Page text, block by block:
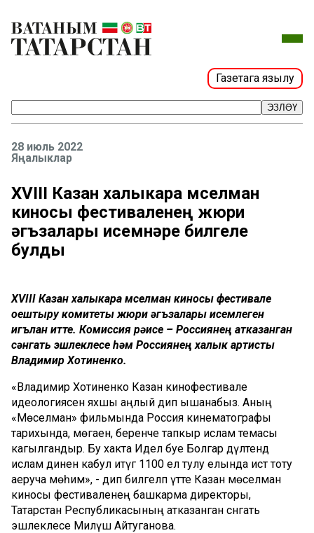
Газетага язылу
ЭЗЛӘҮ
28 июль 2022
Яңалыклар
XVIII Казан халыкара мөселман
киносы фестиваленең жюри
әгъзалары исемнәре билгеле
булды
XVIII Казан халыкара мөселман киносы фестивале
оештыру комитеты жюри әгъзалары исемлеген
игълан итте. Комиссия рәисе – Россиянең атказанган
сәнгать эшлеклесе һәм Россиянең халык артисты
Владимир Хотиненко.
«Владимир Хотиненко Казан кинофестивале
идеологиясен яхшы аңлый дип ышанабыз. Аның
«Мөселман» фильмында Россия кинематографы
тарихында, мөгаен, беренче тапкыр ислам темасы
кагылгандыр. Бу хакта Идел буе Болгар дәүләтендә
ислам динен кабул итүгә 1100 ел тулу елында истә тоту
аеруча мөһим», - дип билгеләп үтте Казан мөселман
киносы фестиваленең башкарма директоры,
Татарстан Республикасының атказанган сәнгать
эшлеклесе Миләүшә Айтуганова.